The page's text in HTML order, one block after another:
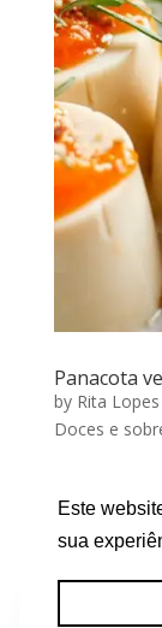
Este
sua
Panacota
by Rita Lopes
Doces e
LOPES |
Novembro,
vegetal tem
positivo